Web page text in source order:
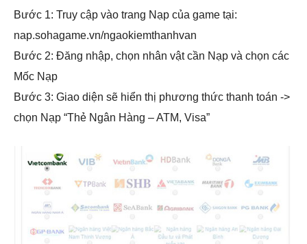
Bước 1: Truy cập vào trang Nạp của game tại:
nap.sohagame.vn/ngaokiemthanhvan
Bước 2: Đăng nhập, chọn nhân vật cần Nạp và chọn các
Mốc Nạp
Bước 3: Giao diện sẽ hiển thị phương thức thanh toán ->
chọn Nạp “Thẻ Ngân Hàng – ATM, Visa”